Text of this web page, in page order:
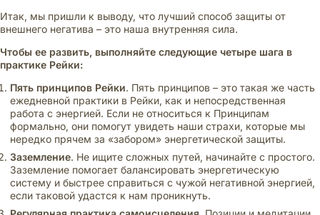
Итак, мы пришли к выводу, что лучший способ защиты от
внешнего негатива – это наша внутренняя сила.
Чтобы ее развить, выполняйте следующие четыре шага в
практике Рейки:
Пять принципов Рейки. Пять принципов – это такая же часть
ежедневной практики в Рейки, как и непосредственная
работа с энергией. Если не относиться к Принципам
формально, они помогут увидеть наши страхи, которые мы
нередко прячем за «забором» энергетической защиты.
Заземление. Не ищите сложных путей, начинайте с простого.
Заземление помогает балансировать энергетическую
систему и быстрее справиться с чужой негативной энергией,
если таковой удастся к нам проникнуть.